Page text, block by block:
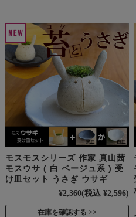
モスモスシリーズ 作家 真山茜
モスウサ ( 白 ベージュ系 ) 受
け皿セット うさぎ ウサギ
¥2,360(税込 ¥2,596)
在庫を確認する